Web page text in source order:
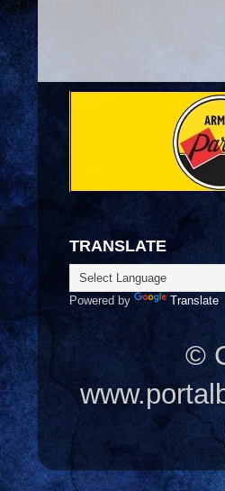
TRANSLATE
Powered by Translate
©